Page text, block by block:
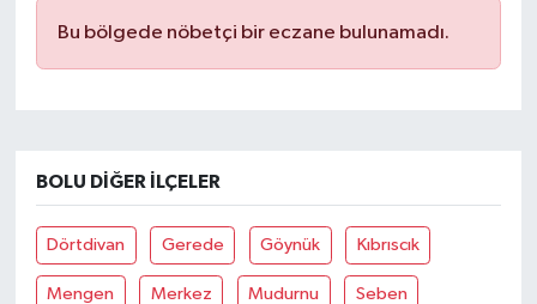
Bu bölgede nöbetçi bir eczane bulunamadı.
BOLU DIĞER İLÇELER
Dörtdivan Gerede Göynük Kıbrıscık
Mengen Merkez Mudurnu Seben